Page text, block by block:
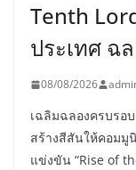
Tenth
ประเทศ ฉ
08/08/2026
เฉลิมฉลองครบรอ
สร้างสีสันให้คอมมู
แข่งขัน “Rise of